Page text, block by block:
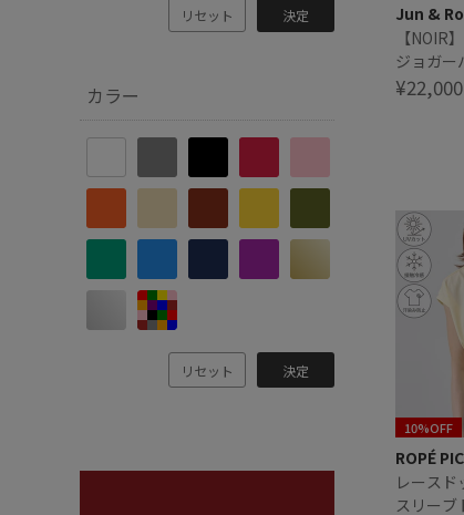
リセット 決定
カラー
リセット 決定
Jun &
【NOIR
ジョガー
ップ対応
¥22,000
10%OFF
ROPÉ
レース
スリーブ